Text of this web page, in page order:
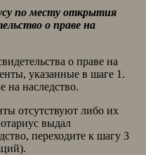
по месту открытия
о праве на
о праве на
указанные в шаге 1.
на наследство.
отсутствуют либо их
выдал
переходите к шагу 3